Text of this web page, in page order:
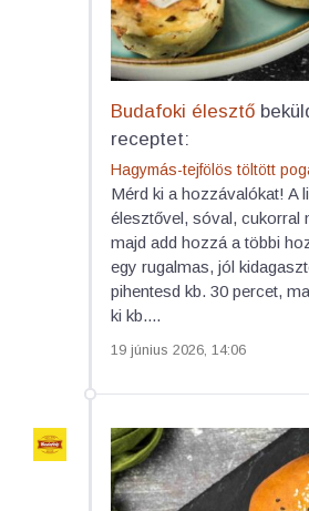
Budafoki élesztő
receptet:
Hagymás-tejfölös töltött
Mérd ki a hozzávalókat! A
élesztővel, sóval, cukorral
majd add hozzá a többi
egy rugalmas, jól
pihentesd kb. 30 percet,
ki kb....
19 június 2026, 14:06